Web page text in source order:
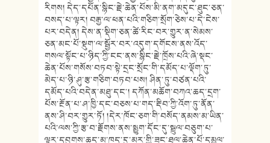
རིགས། དེད་དཔོན་སྙིང་རྗེ་ཆེན་པོས་མི་ནག་མདུང་ཐུང་ཅན་
བསད་པ་ལྟར། བརྒྱ་ལ་ཕན་པའི་གཅིག་སྲོག་ཅེས་པ་དེ་ངེས་
པར་བདེན། དེས་ན་སྡིག་ཅན་ཚེ་རིང་བར་གྱུར་ན་སེམས་
ཅན་མང་པོ་སྡུག་ལ་སྦྱོར་བར་འདུག་དགོངས་ནས་འོད་
གསལ་སྟོང་པ་ཉིད་ཀྱི་ངང་ནས་སྙིང་རྗེ་ཁྲོས་པའི་ཞེ་སྡང་
ཆེན་པོས་གསོས་བཏབ་སྟེ་དྲང་སྲོང་གི་དམོད་པ་ལྡོག་ཏུ་
མེད་པ་ཉི་ཤུ་རྩ་གཅིག་བཏབ་པས། ཤིན་ཏུ་བཙན་པའི་
དམོད་པའི་བདེན་མཐུ་དང༌། དཀོན་མཆོག་བཀའ་ཆད་དྲག་
པོས་རྔོན་པ་ཤ་ཁྱི་དང་བཅས་པ་གད་རྡིབ་ཀྱི་འོག་ཏུ་ནོན་
ནས་ཤི་བར་གྱུར་ཏོ། །དེར་ཁོང་ཅག་གི་བསོད་ནམས་མ་ཡིན་
པའི་ལས་ཀྱི་རྩ་བ་རྗོགས་ནས་སྨྱུག་དོང་དུ་སྦྲུལ་བཅུག་པ་
ལྟར་དབུགས་ཆད་མ་ཁད་དུ་མར་གྱི་ཟང་ཐལ་ཆེན་པོ་དམྱལ་